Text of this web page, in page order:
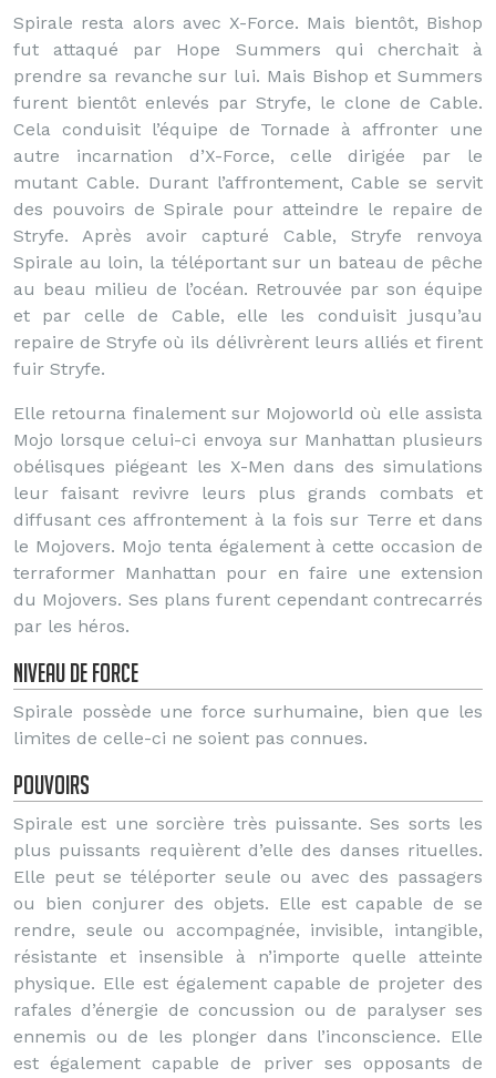
Spirale resta alors avec X-Force. Mais bientôt, Bishop
fut attaqué par Hope Summers qui cherchait à
prendre sa revanche sur lui. Mais Bishop et Summers
furent bientôt enlevés par Stryfe, le clone de Cable.
Cela conduisit l’équipe de Tornade à affronter une
autre incarnation d’X-Force, celle dirigée par le
mutant Cable. Durant l’affrontement, Cable se servit
des pouvoirs de Spirale pour atteindre le repaire de
Stryfe. Après avoir capturé Cable, Stryfe renvoya
Spirale au loin, la téléportant sur un bateau de pêche
au beau milieu de l’océan. Retrouvée par son équipe
et par celle de Cable, elle les conduisit jusqu’au
repaire de Stryfe où ils délivrèrent leurs alliés et firent
fuir Stryfe.
Elle retourna finalement sur Mojoworld où elle assista
Mojo lorsque celui-ci envoya sur Manhattan plusieurs
obélisques piégeant les X-Men dans des simulations
leur faisant revivre leurs plus grands combats et
diffusant ces affrontement à la fois sur Terre et dans
le Mojovers. Mojo tenta également à cette occasion de
terraformer Manhattan pour en faire une extension
du Mojovers. Ses plans furent cependant contrecarrés
par les héros.
Niveau de force
Spirale possède une force surhumaine, bien que les
limites de celle-ci ne soient pas connues.
Pouvoirs
Spirale est une sorcière très puissante. Ses sorts les
plus puissants requièrent d’elle des danses rituelles.
Elle peut se téléporter seule ou avec des passagers
ou bien conjurer des objets. Elle est capable de se
rendre, seule ou accompagnée, invisible, intangible,
résistante et insensible à n’importe quelle atteinte
physique. Elle est également capable de projeter des
rafales d’énergie de concussion ou de paralyser ses
ennemis ou de les plonger dans l’inconscience. Elle
est également capable de priver ses opposants de